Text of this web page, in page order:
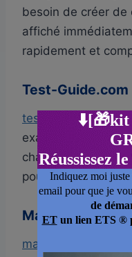
besoin de créer de
affiché
rapidement et
Test-Guide.com
test-guide.com
examens blancs
chaque section
pour regrouper
Magoosh IELTS
magoosh.com/ielts